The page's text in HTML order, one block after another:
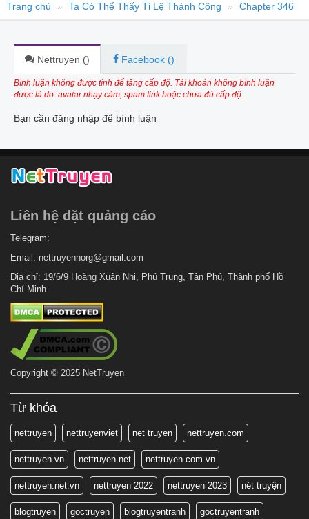
Trang chủ Ta Có Thể Thấy Tỉ Lệ Thành Công Chapter 346
Nettruyen () Facebook ()
Bình luận không được tính để tăng cấp độ. Tài khoản không bình luận
được là do: avatar nhạy cảm, spam link hoặc chưa đủ cấp độ.
Bạn cần đăng nhập để bình luận
Liên hệ dặt quảng cáo
Telegram:
Email: nettruyennorg@gmail.com
Địa chỉ: 19/6/9 Hoàng Xuân Nhị, Phú Trung, Tân Phú, Thành phố Hồ
Chí Minh
Copyright © 2025 NetTruyen
Từ khóa
nettruyen nettruyenviet net truyen nettruyen.com
nettruyen.vn nettruyen.net nettruyen.com.vn
nettruyen.net.vn nettruyen 2022 nettruyen 2023 nét truyện
blogtruyen goctruyen blogtruyentranh goctruyentranh